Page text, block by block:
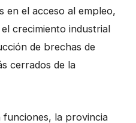
en el acceso al empleo,
crecimiento industrial
de brechas de
cerrados de la
la provincia